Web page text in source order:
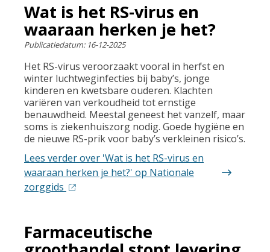
Wat is het RS-virus en
waaraan herken je het?
Publicatiedatum: 16-12-2025
Het RS-virus veroorzaakt vooral in herfst en
winter luchtweginfecties bij baby’s, jonge
kinderen en kwetsbare ouderen. Klachten
variëren van verkoudheid tot ernstige
benauwdheid. Meestal geneest het vanzelf, maar
soms is ziekenhuiszorg nodig. Goede hygiëne en
de nieuwe RS-prik voor baby’s verkleinen risico’s.
Lees verderover 'Wat is het RS-virus en
waaraan herken je het?' op Nationale
zorggids
Farmaceutische